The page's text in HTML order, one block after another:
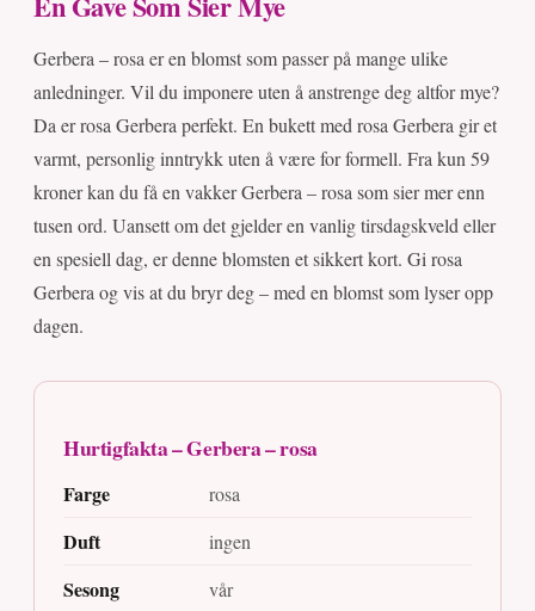
Gerbera – rosa er en blomst som passer på mange ulike
anledninger. Vil du imponere uten å anstrenge deg altfor mye?
Da er rosa Gerbera perfekt. En bukett med rosa Gerbera gir et
varmt, personlig inntrykk uten å være for formell. Fra kun 59
kroner kan du få en vakker Gerbera – rosa som sier mer enn
tusen ord. Uansett om det gjelder en vanlig tirsdagskveld eller
en spesiell dag, er denne blomsten et sikkert kort. Gi rosa
Gerbera og vis at du bryr deg – med en blomst som lyser opp
dagen.
Hurtigfakta – Gerbera – rosa
Farge rosa
Duft ingen
Sesong vår